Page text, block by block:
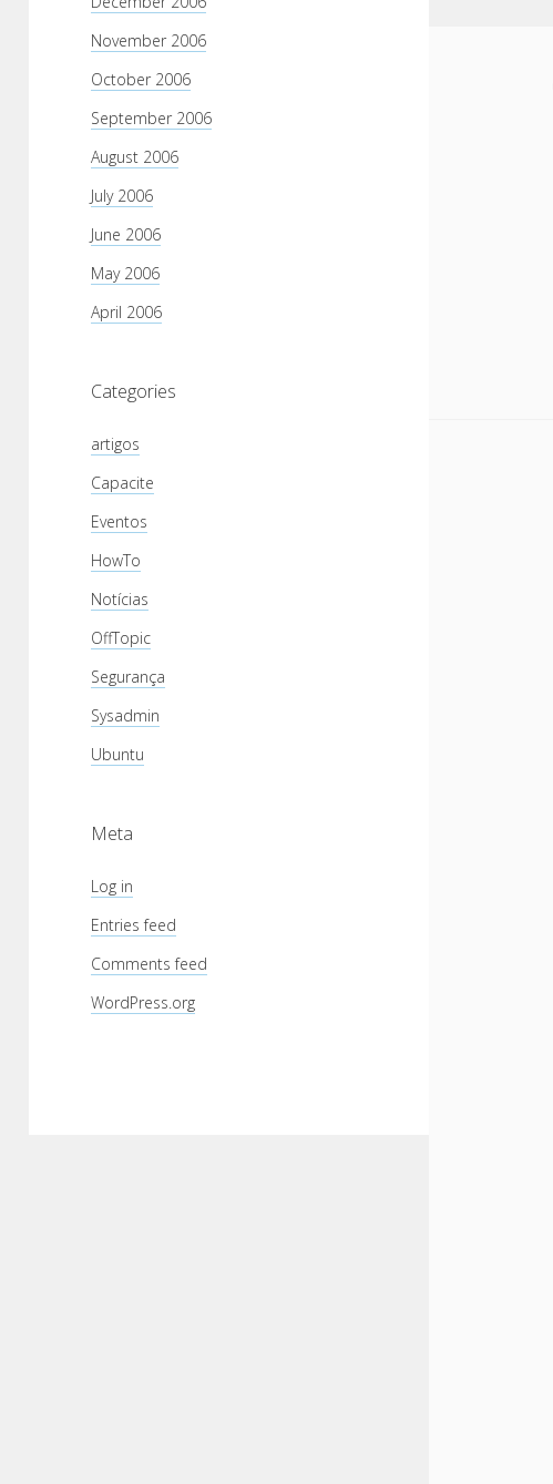
November 2006
October 2006
September 2006
August 2006
July 2006
June 2006
May 2006
April 2006
Categories
artigos
Capacite
Eventos
HowTo
Notícias
OffTopic
Segurança
Sysadmin
Ubuntu
Meta
Log in
Entries feed
Comments feed
WordPress.org